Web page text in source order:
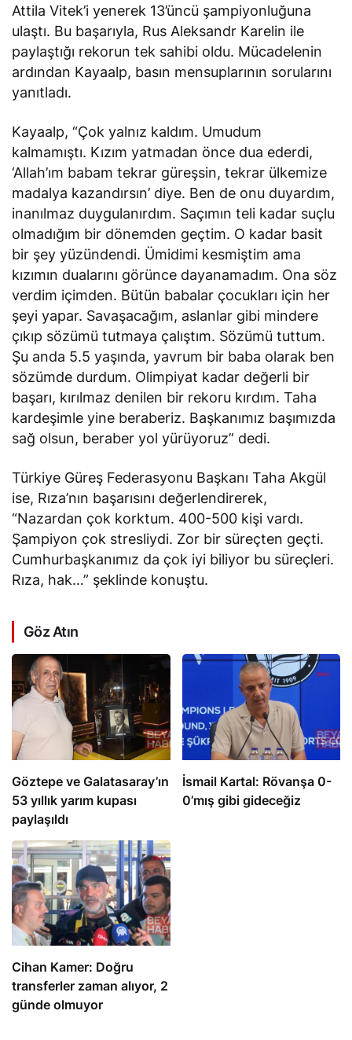
Attila Vitek’i yenerek 13’üncü şampiyonluğuna
ulaştı. Bu başarıyla, Rus Aleksandr Karelin ile
paylaştığı rekorun tek sahibi oldu. Mücadelenin
ardından Kayaalp, basın mensuplarının sorularını
yanıtladı.
Kayaalp, “Çok yalnız kaldım. Umudum
kalmamıştı. Kızım yatmadan önce dua ederdi,
‘Allah’ım babam tekrar güreşsin, tekrar ülkemize
madalya kazandırsın’ diye. Ben de onu duyardım,
inanılmaz duygulanırdım. Saçımın teli kadar suçlu
olmadığım bir dönemden geçtim. O kadar basit
bir şey yüzündendi. Ümidimi kesmiştim ama
kızımın dualarını görünce dayanamadım. Ona söz
verdim içimden. Bütün babalar çocukları için her
şeyi yapar. Savaşacağım, aslanlar gibi mindere
çıkıp sözümü tutmaya çalıştım. Sözümü tuttum.
Şu anda 5.5 yaşında, yavrum bir baba olarak ben
sözümde durdum. Olimpiyat kadar değerli bir
başarı, kırılmaz denilen bir rekoru kırdım. Taha
kardeşimle yine beraberiz. Başkanımız başımızda
sağ olsun, beraber yol yürüyoruz” dedi.
Türkiye Güreş Federasyonu Başkanı Taha Akgül
ise, Rıza’nın başarısını değerlendirerek,
“Nazardan çok korktum. 400-500 kişi vardı.
Şampiyon çok stresliydi. Zor bir süreçten geçti.
Cumhurbaşkanımız da çok iyi biliyor bu süreçleri.
Rıza, hak…” şeklinde konuştu.
Göz Atın
Göztepe ve Galatasaray’ın
53 yıllık yarım kupası
paylaşıldı
İsmail Kartal: Rövanşa 0-
0’mış gibi gideceğiz
Cihan Kamer: Doğru
transferler zaman alıyor, 2
günde olmuyor